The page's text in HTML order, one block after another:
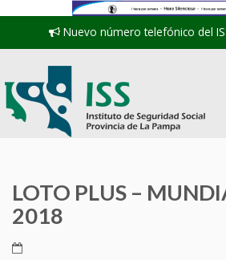
Nuevo número telefónico del
LOTO PLUS –
2018